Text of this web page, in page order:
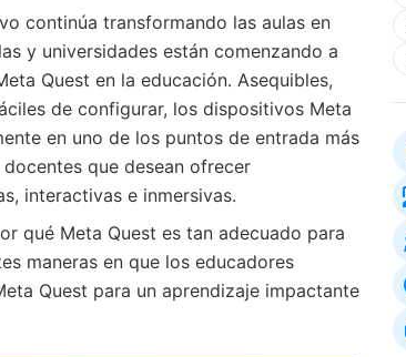
continúa transformando las aulas en
y universidades están comenzando a
Quest en la educación. Asequibles,
de configurar, los dispositivos Meta
en uno de los puntos de entrada más
que desean ofrecer
interactivas e inmersivas.
qué Meta Quest es tan adecuado para
maneras en que los educadores
Quest para un aprendizaje impactante